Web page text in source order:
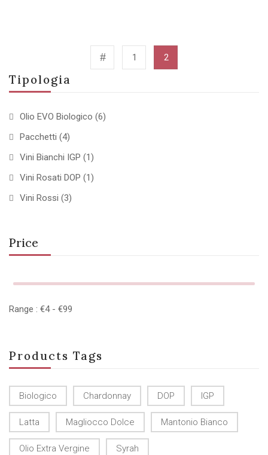
Tipologia
Olio EVO Biologico (6)
Pacchetti (4)
Vini Bianchi IGP (1)
Vini Rosati DOP (1)
Vini Rossi (3)
Price
Range : €4 - €99
Products Tags
Biologico Chardonnay DOP IGP
Latta Magliocco Dolce Mantonio Bianco
Olio Extra Vergine Syrah
1 2